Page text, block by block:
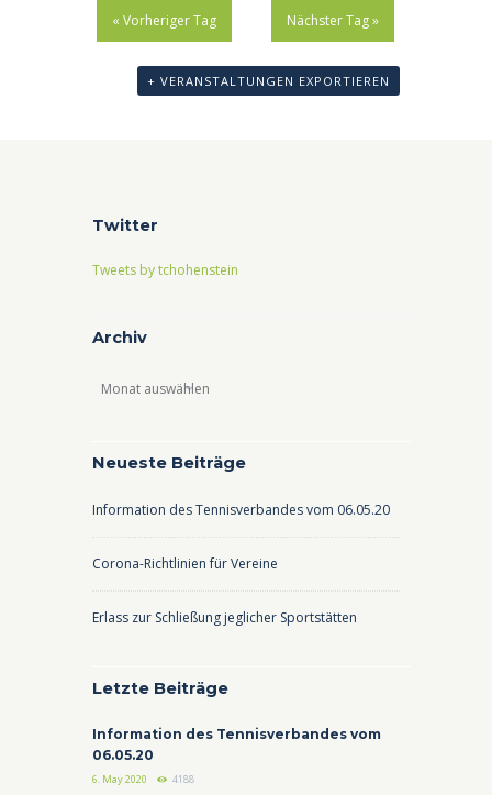
« Vorheriger Tag Nächster Tag»
+ VERANSTALTUNGEN EXPORTIEREN
Twitter
Tweets by tchohenstein
Archiv
Archiv
Neueste Beiträge
Information des Tennisverbandes vom 06.05.20
Corona-Richtlinien für Vereine
Erlass zur Schließung jeglicher Sportstätten
Letzte Beiträge
Information des Tennisverbandes vom
06.05.20
6. May 2020 4188